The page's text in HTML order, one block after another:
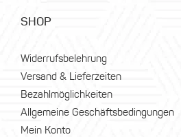
SHOP
Widerrufsbelehrung
Versand & Lieferzeiten
Bezahlmöglichkeiten
Allgemeine Geschäftsbedingungen
Mein Konto